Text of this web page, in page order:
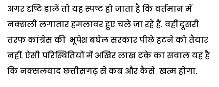
अगर दृष्टि डालें तो यह स्पष्ट हो जाता है कि वर्तमान में
नक्सली लगातार हमलावर हुए चले जा रहे हैं. वहीं दूसरी
तरफ कांग्रेस की भूपेश बघेल सरकार पीछे हटने को तैयार
नहीं. ऐसी परिस्थितियों में अखिर लाख टके का सवाल यह है
कि नक्सलवाद छत्तीसगढ़ से कब और कैसे खत्म होगा.